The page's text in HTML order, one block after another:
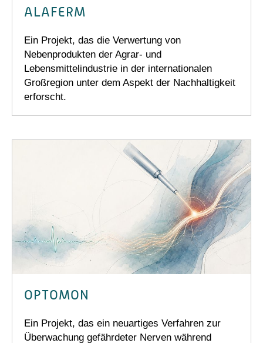
ALAFERM
Ein Projekt, das die Verwertung von
Nebenprodukten der Agrar- und
Lebensmittelindustrie in der internationalen
Großregion unter dem Aspekt der Nachhaltigkeit
erforscht.
OPTOMON
Ein Projekt, das ein neuartiges Verfahren zur
Überwachung gefährdeter Nerven während